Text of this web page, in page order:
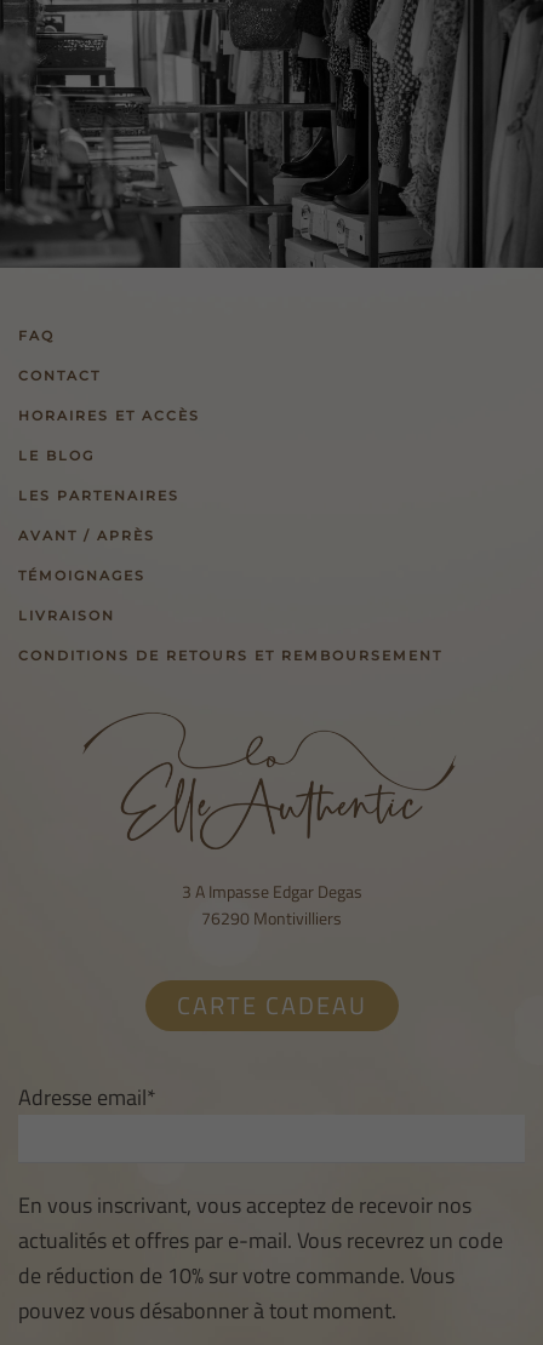
FAQ
CONTACT
HORAIRES ET ACCÈS
LE BLOG
LES PARTENAIRES
AVANT / APRÈS
TÉMOIGNAGES
LIVRAISON
CONDITIONS DE RETOURS ET REMBOURSEMENT
3 A Impasse Edgar Degas
76290 Montivilliers
CARTE CADEAU
Adresse email*
En vous inscrivant, vous acceptez de recevoir nos
actualités et offres par e-mail. Vous recevrez un code
de réduction de 10% sur votre commande. Vous
pouvez vous désabonner à tout moment.